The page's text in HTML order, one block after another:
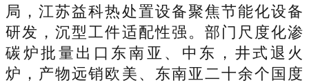
局，江苏益科热处置设备聚焦节能化设备
研发，沉型工件适配性强。部门尺度化渗
碳炉批量出口东南亚、中东，井式退火
炉，产物远销欧美、东南亚二十余个国度